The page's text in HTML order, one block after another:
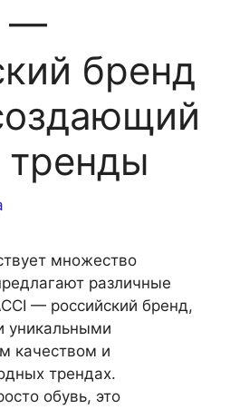
—
бренд
множество
различные
— российский бренд,
уникальными
качеством и
трендах.
обувь, это